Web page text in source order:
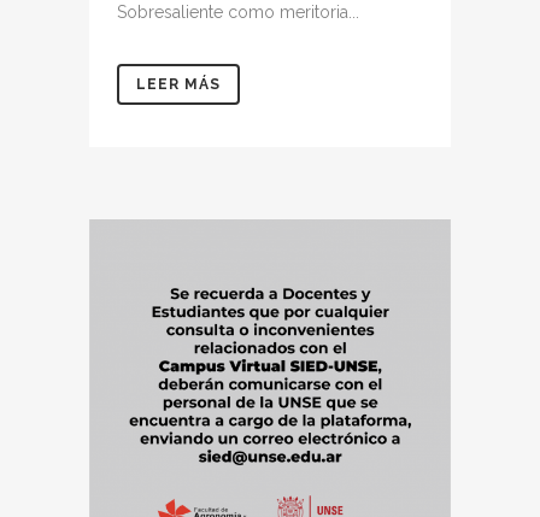
Sobresaliente como meritoria...
LEER MÁS